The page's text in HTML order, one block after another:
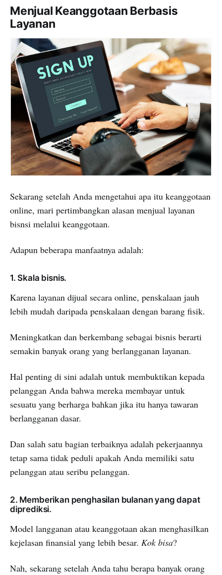
Menjual Keanggotaan Berbasis
Layanan
Sekarang setelah Anda mengetahui apa itu keanggotaan
online, mari pertimbangkan alasan menjual layanan
bisnsi melalui keanggotaan.
Adapun beberapa manfaatnya adalah:
1. Skala bisnis.
Karena layanan dijual secara online, penskalaan jauh
lebih mudah daripada penskalaan dengan barang fisik.
Meningkatkan dan berkembang sebagai bisnis berarti
semakin banyak orang yang berlangganan layanan.
Hal penting di sini adalah untuk membuktikan kepada
pelanggan Anda bahwa mereka membayar untuk
sesuatu yang berharga bahkan jika itu hanya tawaran
berlangganan dasar.
Dan salah satu bagian terbaiknya adalah pekerjaannya
tetap sama tidak peduli apakah Anda memiliki satu
pelanggan atau seribu pelanggan.
2. Memberikan penghasilan bulanan yang dapat
diprediksi.
Model langganan atau keanggotaan akan menghasilkan
kejelasan finansial yang lebih besar. Kok bisa?
Nah, sekarang setelah Anda tahu berapa banyak orang